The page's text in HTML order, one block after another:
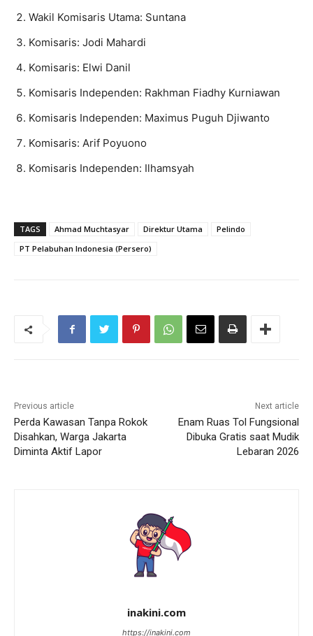
Wakil Komisaris Utama: Suntana
Komisaris: Jodi Mahardi
Komisaris: Elwi Danil
Komisaris Independen: Rakhman Fiadhy Kurniawan
Komisaris Independen: Maximus Puguh Djiwanto
Komisaris: Arif Poyuono
Komisaris Independen: Ilhamsyah
TAGS Ahmad Muchtasyar Direktur Utama
Pelindo
PT Pelabuhan Indonesia (Persero)
Previous article
Perda Kawasan Tanpa Rokok
Disahkan, Warga Jakarta
Diminta Aktif Lapor
Next article
Enam Ruas Tol Fungsional
Dibuka Gratis saat Mudik
Lebaran 2026
inakini.com
https://inakini.com